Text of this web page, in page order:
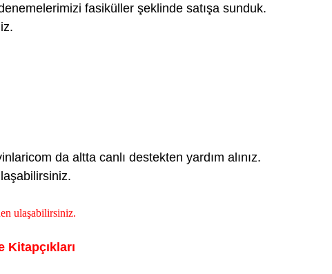
fasiküller şeklinde satışa sunduk.
da altta canlı destekten yardım alınız.
ulaşabilirsiniz.
Kitapçıkları